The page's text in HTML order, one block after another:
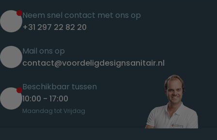
Neem snel contact met ons op
+31 297 22 82 20
Mail ons op
contact@voordeligdesignsanitair.nl
Beschikbaar tussen
10:00 - 17:00
Maandag tot Vrijdag